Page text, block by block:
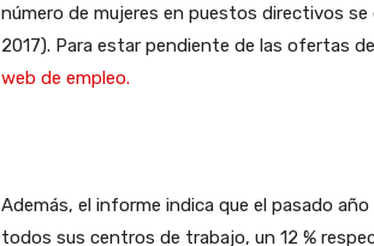
número de mujeres en puestos directivos se
2017). Para estar pendiente de las ofertas
web de empleo.
Además, el informe indica que el pasado
todos sus centros de trabajo, un 12 %